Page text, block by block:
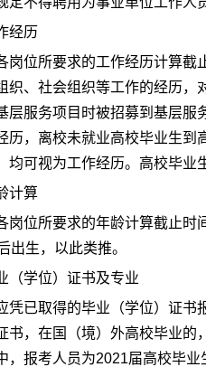
经历
岗位所要求的工作经历计算截
织、社会组织等工作的经历，
层服务项目时被招募到基层服
历，离校未就业高校毕业生
均可视为工作经历。高校毕业
计算
岗位所要求的年龄计算截止时
出生，以此类推。
（学位）证书及专业
凭已取得的毕业（学位）证书
书，在国（境）外高校毕业
，报考人员为2021届高校毕